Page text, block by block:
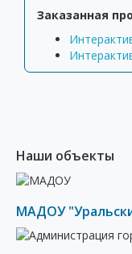
Заказанная
Наши объекты
МАДОУ